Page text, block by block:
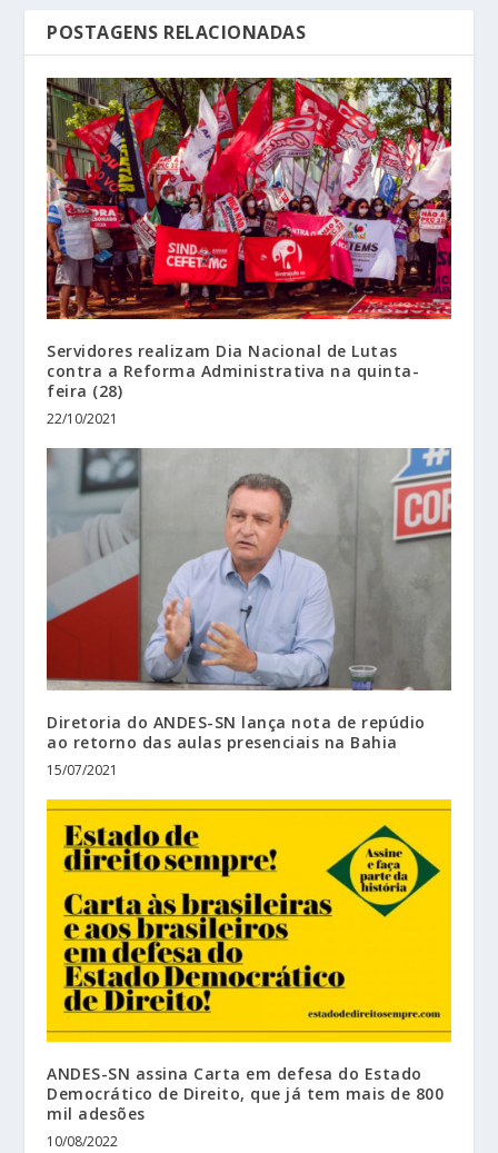
POSTAGENS RELACIONADAS
Servidores realizam Dia Nacional de Lutas
contra a Reforma Administrativa na quinta-
feira (28)
22/10/2021
Diretoria do ANDES-SN lança nota de repúdio
ao retorno das aulas presenciais na Bahia
15/07/2021
ANDES-SN assina Carta em defesa do Estado
Democrático de Direito, que já tem mais de 800
mil adesões
10/08/2022